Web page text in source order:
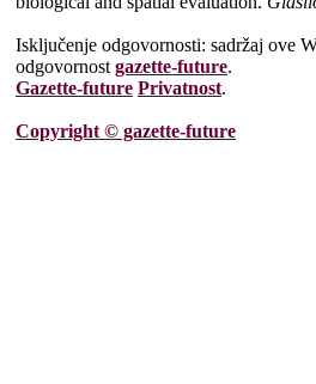
Isključenje odgovornosti: sadržaj ove
odgovornost gazette-future.
Gazette-future Privatnost.
Copyright © gazette-future